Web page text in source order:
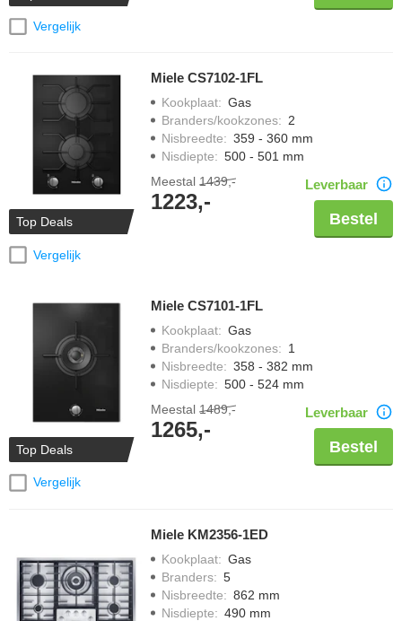
Vergelijk
Top Deals
Vergelijk
Miele CS7102-1FL
Kookplaat: Gas
Branders/kookzones: 2
Nisbreedte: 359 - 360 mm
Nisdiepte: 500 - 501 mm
Meestal 1439,-
1223,-
Leverbaar
Bestel
Top Deals
Vergelijk
Miele CS7101-1FL
Kookplaat: Gas
Branders/kookzones: 1
Nisbreedte: 358 - 382 mm
Nisdiepte: 500 - 524 mm
Meestal 1489,-
1265,-
Leverbaar
Bestel
Miele KM2356-1ED
Kookplaat: Gas
Branders: 5
Nisbreedte: 862 mm
Nisdiepte: 490 mm